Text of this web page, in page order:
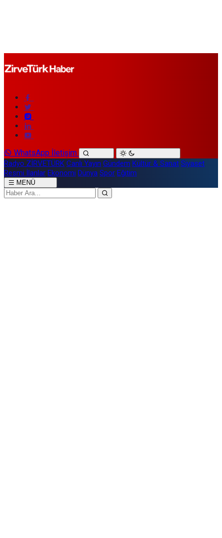
WhatsApp İletişim
Radyo ZİRVETÜRK Canlı Yayın Gündem Kültür & Sanat Siyaset
Resmi İlanlar Ekonomi Dünya Spor Eğitim
MENÜ